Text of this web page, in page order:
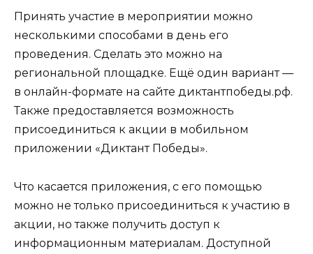
Принять участие в мероприятии можно
несколькими способами в день его
проведения. Сделать это можно на
региональной площадке. Ещё один вариант —
в онлайн-формате на сайте диктантпобеды.рф.
Также предоставляется возможность
присоединиться к акции в мобильном
приложении «Диктант Победы».
Что касается приложения, с его помощью
можно не только присоединиться к участию в
акции, но также получить доступ к
информационным материалам. Доступной